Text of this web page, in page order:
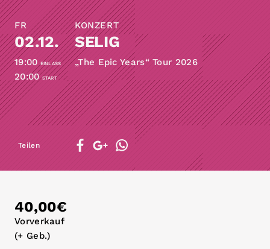
DAS ASTRA
KONTAKT
FR
02.12.
EINLASS
19:00
START
20:00
KONZERT
SELIG
„The Epic Years“ Tour 2026
Teilen
40,00€
Vorverkauf
(+ Geb.)